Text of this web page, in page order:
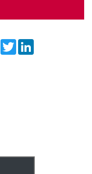
FacebookTwitter